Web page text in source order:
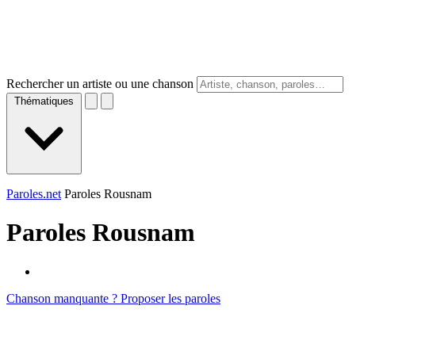
Rechercher un artiste ou une chanson
Thématiques
Paroles.net Paroles Rousnam
Paroles Rousnam
Chanson manquante ? Proposer les paroles